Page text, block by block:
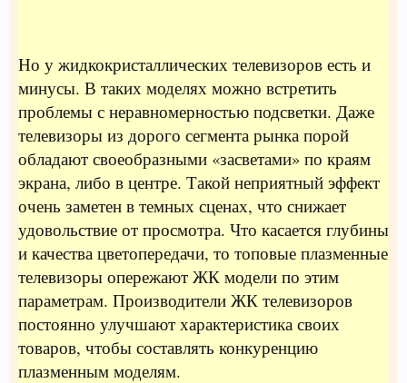
Но у жидкокристаллических телевизоров есть и
минусы. В таких моделях можно встретить
проблемы с неравномерностью подсветки. Даже
телевизоры из дорого сегмента рынка порой
обладают своеобразными «засветами» по краям
экрана, либо в центре. Такой неприятный эффект
очень заметен в темных сценах, что снижает
удовольствие от просмотра. Что касается глубины
и качества цветопередачи, то топовые плазменные
телевизоры опережают ЖК модели по этим
параметрам. Производители ЖК телевизоров
постоянно улучшают характеристика своих
товаров, чтобы составлять конкуренцию
плазменным моделям.